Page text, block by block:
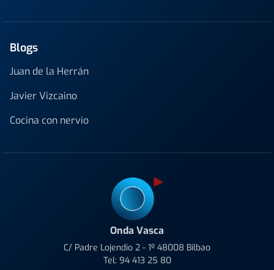
Blogs
Juan de la Herrán
Javier Vizcaino
Cocina con nervio
Onda Vasca
C/ Padre Lojendio 2 - 1º 48008 Bilbao
Tel: 94 413 25 80